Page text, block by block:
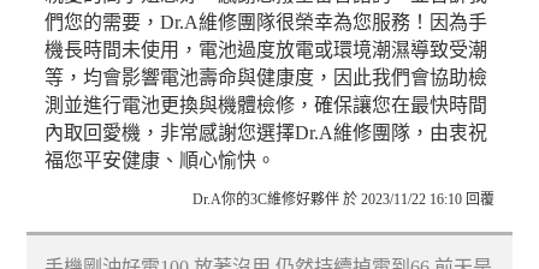
們您的需要，Dr.A維修團隊很榮幸為您服務！因為手
機長時間未使用，電池過度放電或環境潮濕導致受潮
等，均會影響電池壽命與健康度，因此我們會協助檢
測並進行電池更換與機體檢修，確保讓您在最快時間
內取回愛機，非常感謝您選擇Dr.A維修團隊，由衷祝
福您平安健康、順心愉快。
Dr.A你的3C維修好夥伴 於 2023/11/22 16:10 回覆